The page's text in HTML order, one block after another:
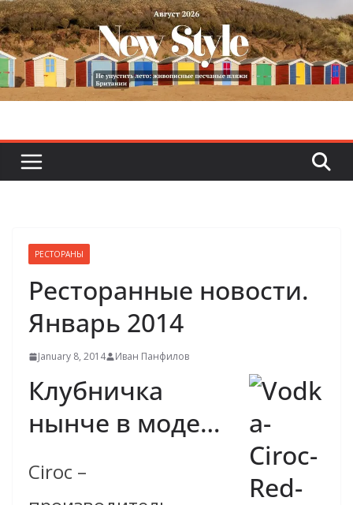
Skip
to
content
РЕСТОРАНЫ
Ресторанные новости.
Январь 2014
January 8, 2014 Иван Панфилов
Клубничка
нынче в моде…
Ciroc –